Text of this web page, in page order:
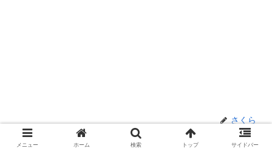
さくら
メニュー ホーム 検索 トップ サイドバー